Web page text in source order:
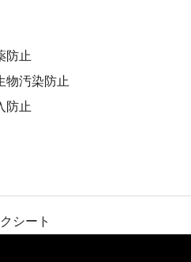
シート
防止
物汚染防止
防止